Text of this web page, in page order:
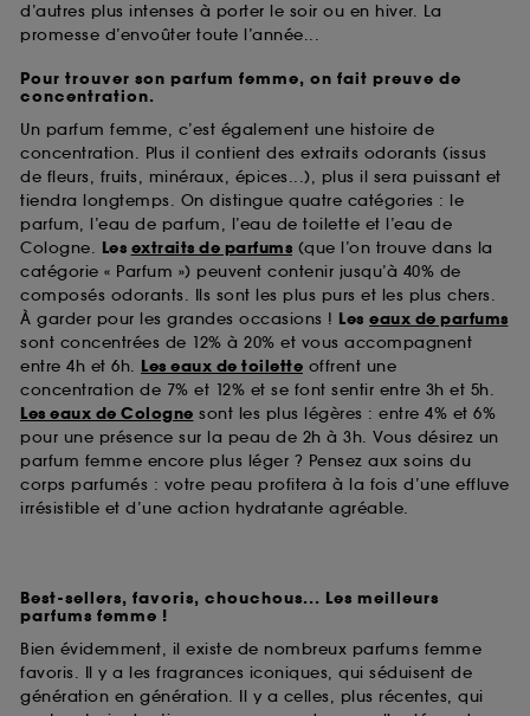
d’autres plus intenses à porter le soir ou en hiver. La
promesse d’envoûter toute l’année...
Pour trouver son parfum femme, on fait preuve de
concentration.
Un parfum femme, c’est également une histoire de
concentration. Plus il contient des extraits odorants (issus
de fleurs, fruits, minéraux, épices...), plus il sera puissant et
tiendra longtemps. On distingue quatre catégories : le
parfum, l’eau de parfum, l’eau de toilette et l’eau de
Cologne. Les extraits de parfums (que l’on trouve dans la
catégorie « Parfum ») peuvent contenir jusqu’à 40% de
composés odorants. Ils sont les plus purs et les plus chers.
À garder pour les grandes occasions ! Les eaux de parfums
sont concentrées de 12% à 20% et vous accompagnent
entre 4h et 6h. Les eaux de toilette offrent une
concentration de 7% et 12% et se font sentir entre 3h et 5h.
Les eaux de Cologne sont les plus légères : entre 4% et 6%
pour une présence sur la peau de 2h à 3h. Vous désirez un
parfum femme encore plus léger ? Pensez aux soins du
corps parfumés : votre peau profitera à la fois d’une effluve
irrésistible et d’une action hydratante agréable.
Best-sellers, favoris, chouchous... Les meilleurs
parfums femme !
Bien évidemment, il existe de nombreux parfums femme
favoris. Il y a les fragrances iconiques, qui séduisent de
génération en génération. Il y a celles, plus récentes, qui